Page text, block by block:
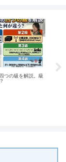
つの級を解説。級